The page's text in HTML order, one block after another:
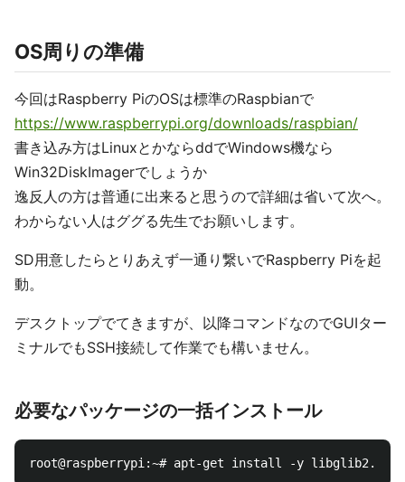
OS周りの準備
今回はRaspberry PiのOSは標準のRaspbianで
https://www.raspberrypi.org/downloads/raspbian/
書き込み方はLinuxとかならddでWindows機なら
Win32DiskImagerでしょうか
逸反人の方は普通に出来ると思うので詳細は省いて次へ。
わからない人はググる先生でお願いします。
SD用意したらとりあえず一通り繋いでRaspberry Piを起
動。
デスクトップでてきますが、以降コマンドなのでGUIター
ミナルでもSSH接続して作業でも構いません。
必要なパッケージの一括インストール